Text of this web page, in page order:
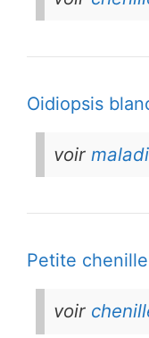
Oidiopsis
voir
Petite
voir